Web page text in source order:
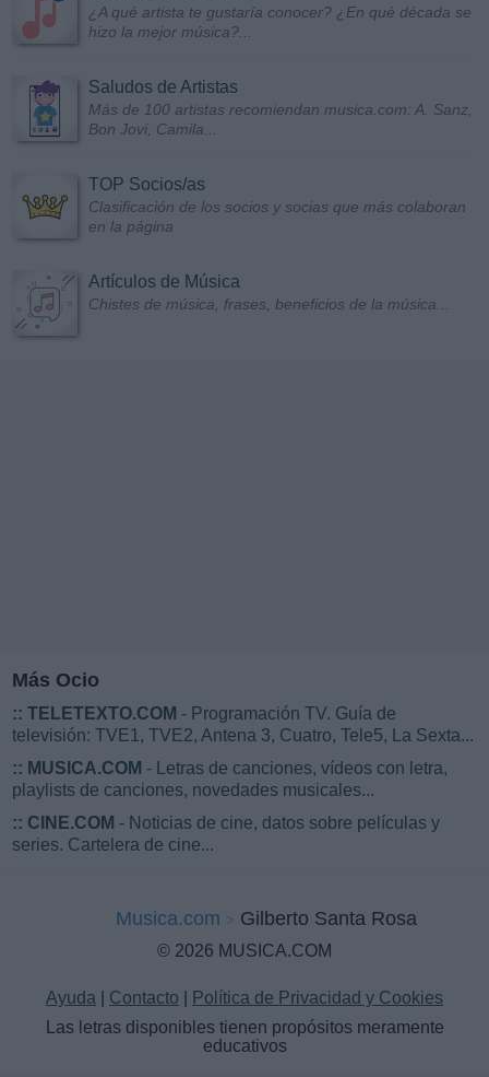
¿A qué artista te gustaría conocer? ¿En qué década se
hizo la mejor música?...
Saludos de Artistas
Más de 100 artistas recomiendan musica.com: A. Sanz,
Bon Jovi, Camila...
TOP Socios/as
Clasificación de los socios y socias que más colaboran
en la página
Artículos de Música
Chistes de música, frases, beneficios de la música...
Más Ocio
:: TELETEXTO.COM - Programación TV. Guía de
televisión: TVE1, TVE2, Antena 3, Cuatro, Tele5, La Sexta...
:: MUSICA.COM - Letras de canciones, vídeos con letra,
playlists de canciones, novedades musicales...
:: CINE.COM - Noticias de cine, datos sobre películas y
series. Cartelera de cine...
Musica.com Gilberto Santa Rosa
© 2026 MUSICA.COM
Ayuda Contacto
Política de Privacidad y Cookies
Las letras disponibles tienen propósitos meramente
educativos